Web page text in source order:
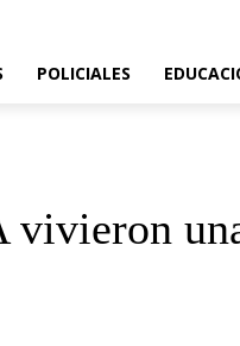
POLICIALES
vivieron